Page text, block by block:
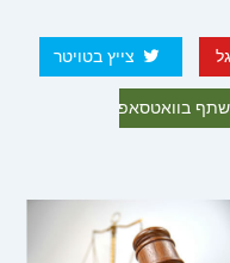
צייץ בטויטר
שתף בוואטסאפ